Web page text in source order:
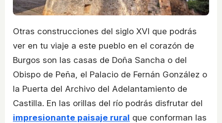
Otras construcciones del siglo XVI que podrás
ver en tu viaje a este pueblo en el corazón de
Burgos son las casas de Doña Sancha o del
Obispo de Peña, el Palacio de Fernán González o
la Puerta del Archivo del Adelantamiento de
Castilla. En las orillas del río podrás disfrutar del
impresionante paisaje rural que conforman las